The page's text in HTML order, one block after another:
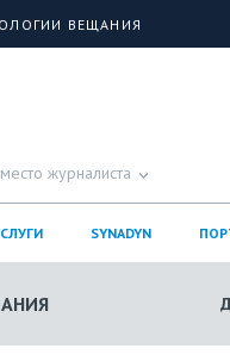
ВЕЩАНИЯ
журналиста
SYNADYN